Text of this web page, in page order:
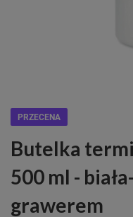
PRZECENA
Butelka
500 ml -
grawerem